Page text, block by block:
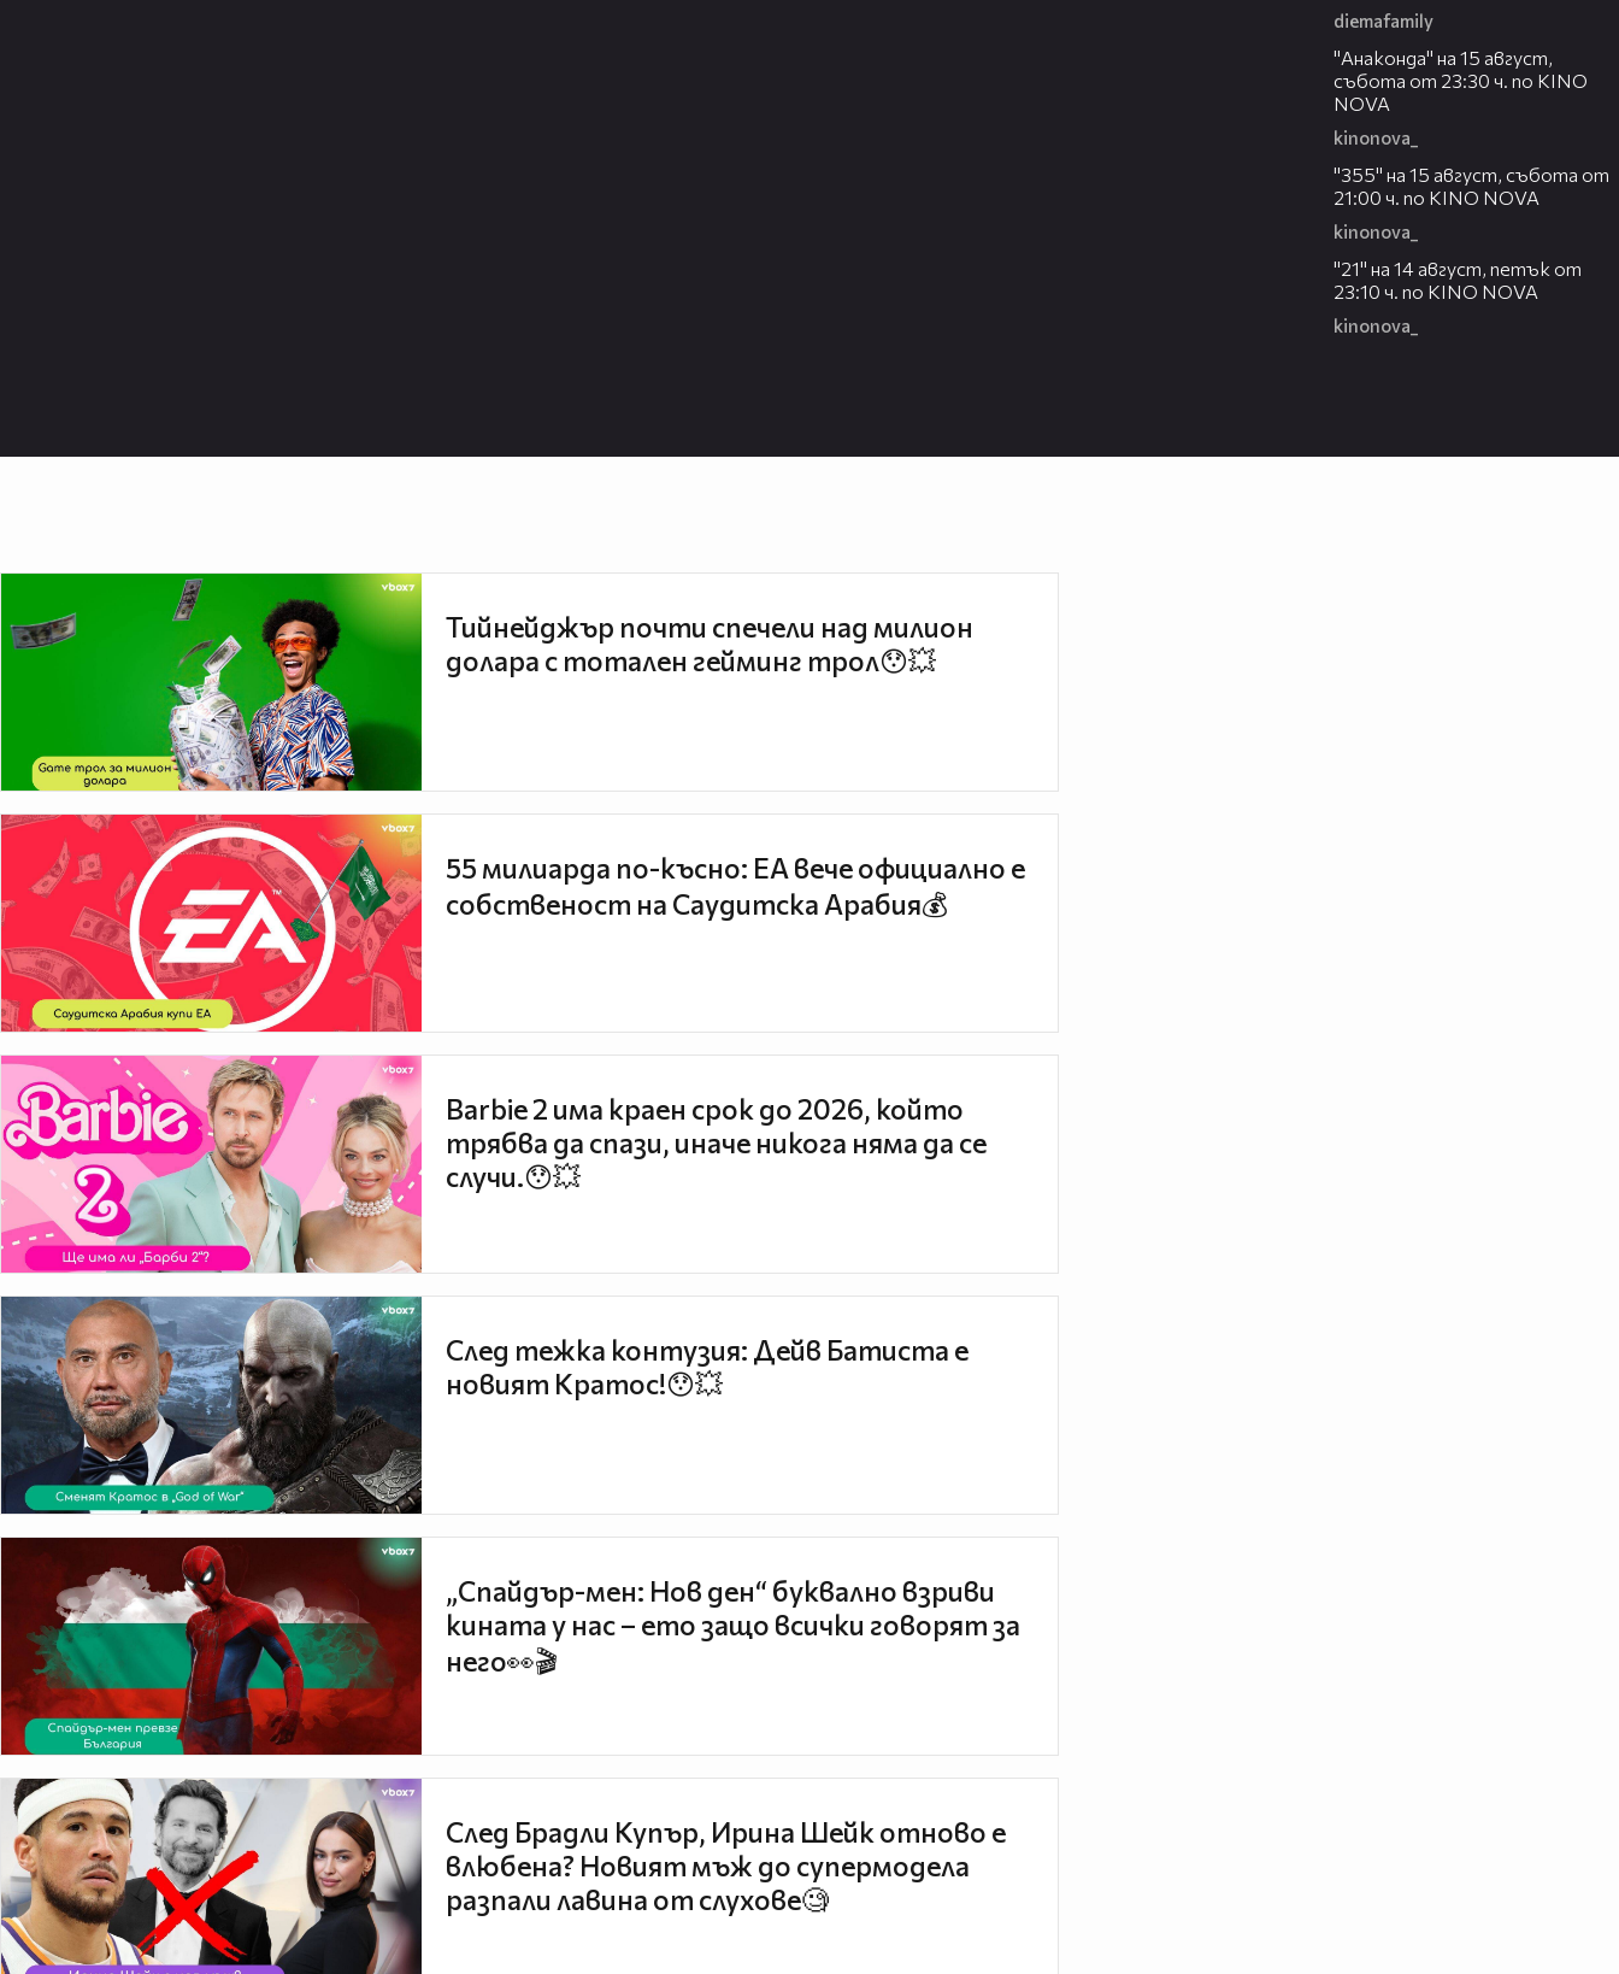
diemafamily
"Анаконда" на 15 август,
събота от 23:30 ч. по KINO
NOVA
kinonova_
"355" на 15 август, събота от
21:00 ч. по KINO NOVA
kinonova_
"21" на 14 август, петък от
23:10 ч. по KINO NOVA
kinonova_
Тийнейджър почти спечели над милион
долара с тотален гейминг трол😯💥
55 милиарда по-късно: EA вече официално е
собственост на Саудитска Арабия💰
Barbie 2 има краен срок до 2026, който
трябва да спази, иначе никога няма да се
случи.😯💥
След тежка контузия: Дейв Батиста е
новият Кратос!😯💥
„Спайдър-мен: Нов ден“ буквално взриви
кината у нас – ето защо всички говорят за
него👀🎬
След Брадли Купър, Ирина Шейк отново е
влюбена? Новият мъж до супермодела
разпали лавина от слухове🧐